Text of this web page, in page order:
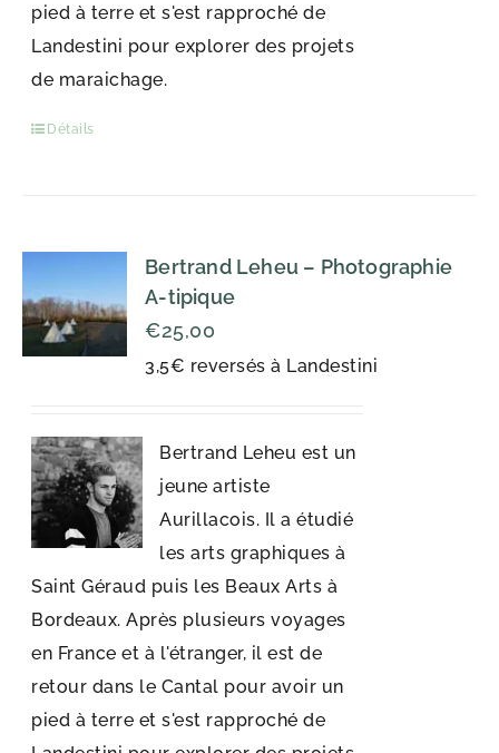
pied à terre et s'est rapproché de
Landestini pour explorer des projets
de maraichage.
Détails
Bertrand Leheu – Photographie
A-tipique
3,5€ reversés à Landestini
€25,00
Bertrand Leheu est un
jeune artiste
Aurillacois. Il a étudié
les arts graphiques à
Saint Géraud puis les Beaux Arts à
Bordeaux. Après plusieurs voyages
en France et à l'étranger, il est de
retour dans le Cantal pour avoir un
pied à terre et s'est rapproché de